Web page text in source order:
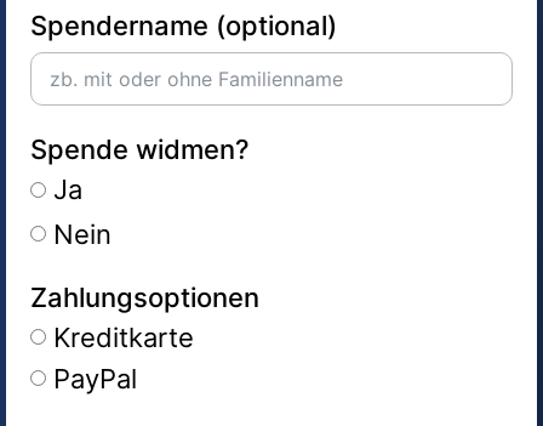
Spendername (optional)
Spende widmen?
Ja
Nein
Zahlungsoptionen
Kreditkarte
PayPal